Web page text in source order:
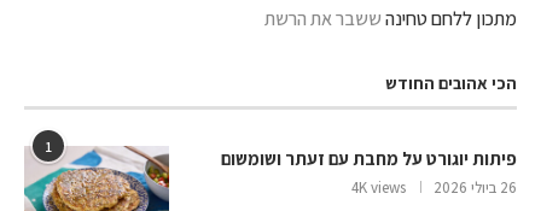
מתכון ללחם טחינהששבר את הרשת
הכי אהובים החודש
1
פיתות יוגורט על מחבת עם זעתר ושומשום
26 ביולי 2026 4K views